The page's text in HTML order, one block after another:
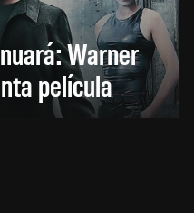
Warner
película